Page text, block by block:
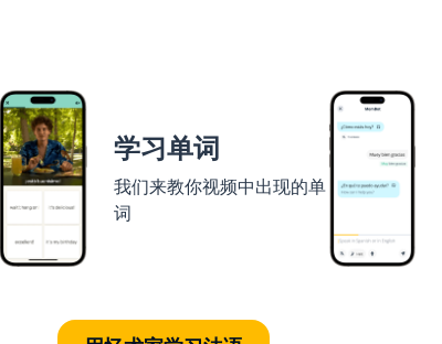
学习单词
我们来教你视频中出现的单
词